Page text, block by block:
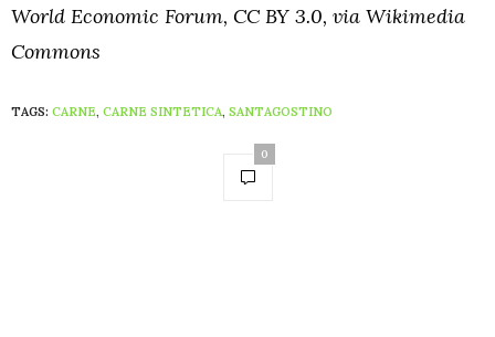
World Economic Forum, CC BY 3.0, via Wikimedia
Commons
TAGS: CARNE, CARNE SINTETICA, SANTAGOSTINO
0